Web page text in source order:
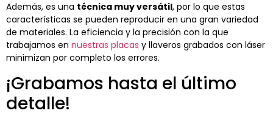
Además, es una técnica muy versátil, por lo que estas
características se pueden reproducir en una gran variedad
de materiales. La eficiencia y la precisión con la que
trabajamos en nuestras placas y llaveros grabados con láser
minimizan por completo los errores.
¡Grabamos hasta el último
detalle!